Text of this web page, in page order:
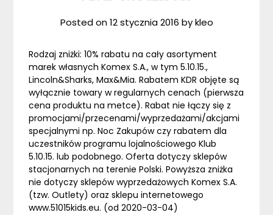
Posted on12 stycznia 2016 bykleo
Rodzaj zniżki: 10% rabatu na cały asortyment
marek własnych Komex S.A., w tym 5.10.15.,
Lincoln&Sharks, Max&Mia. Rabatem KDR objęte są
wyłącznie towary w regularnych cenach (pierwsza
cena produktu na metce). Rabat nie łączy się z
promocjami/przecenami/wyprzedażami/akcjami
specjalnymi np. Noc Zakupów czy rabatem dla
uczestników programu lojalnościowego Klub
5.10.15. lub podobnego. Oferta dotyczy sklepów
stacjonarnych na terenie Polski. Powyższa zniżka
nie dotyczy sklepów wyprzedażowych Komex S.A.
(tzw. Outlety) oraz sklepu internetowego
www.51015kids.eu. (od 2020-03-04)